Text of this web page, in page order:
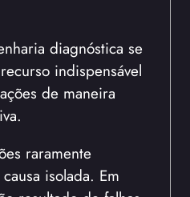
diagnóstica se
indispensável
de maneira
raramente
isolada. Em